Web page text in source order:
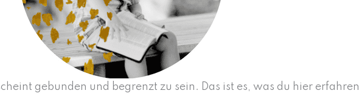
gebunden und begrenzt zu sein. Das ist es, was du hier erfahren